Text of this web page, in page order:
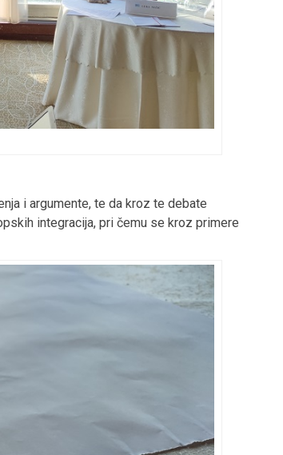
i argumente, te da kroz te debate
integracija, pri čemu se kroz primere